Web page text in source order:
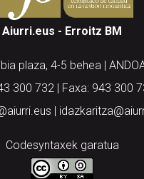
Aiurri.eus - Erroitz BM
plaza, 4-5 behea |
300 732 | Faxa: 943 300
|
Codesyntaxek garatua